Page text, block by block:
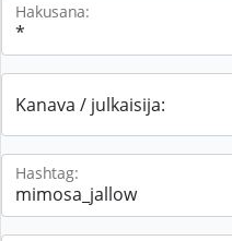
Hakusana:
Kanava / julkaisija:
Hashtag: